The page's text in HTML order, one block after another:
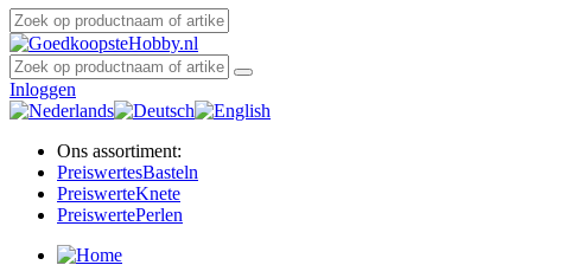
Inloggen
Ons assortiment:
PreiswertesBasteln
PreiswerteKnete
PreiswertePerlen